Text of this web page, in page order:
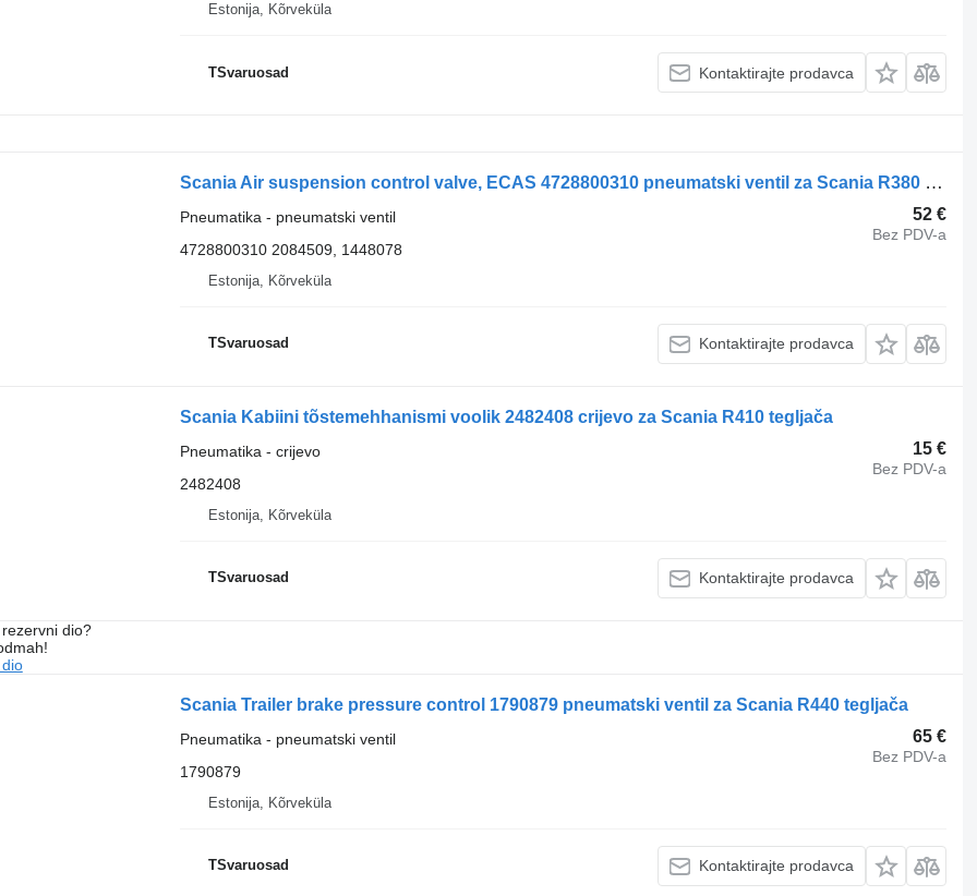
Estonija, Kõrveküla
TSvaruosad Kontaktirajte prodavca
Scania Air suspension control valve, ECAS 4728800310 pneumatski ventil za Scania R380 tegljača
52 €
Bez PDV-a
Pneumatika - pneumatski ventil
4728800310 2084509, 1448078
Estonija, Kõrveküla
TSvaruosad Kontaktirajte prodavca
Scania Kabiini tõstemehhanismi voolik 2482408 crijevo za Scania R410 tegljača
15 €
Bez PDV-a
Pneumatika - crijevo
2482408
Estonija, Kõrveküla
TSvaruosad Kontaktirajte prodavca
dio?
Scania Trailer brake pressure control 1790879 pneumatski ventil za Scania R440 tegljača
65 €
Bez PDV-a
Pneumatika - pneumatski ventil
1790879
Estonija, Kõrveküla
TSvaruosad Kontaktirajte prodavca